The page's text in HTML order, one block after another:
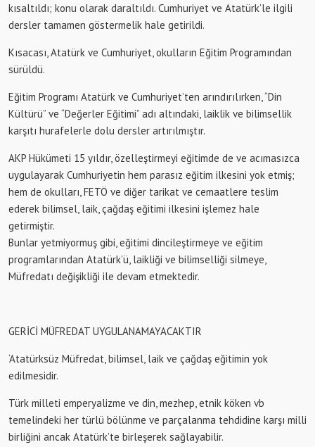
kısaltıldı; konu olarak daraltıldı. Cumhuriyet ve Atatürk’le ilgili
dersler tamamen göstermelik hale getirildi.
Kısacası, Atatürk ve Cumhuriyet, okulların Eğitim Programından
sürüldü.
Eğitim Programı Atatürk ve Cumhuriyet’ten arındırılırken, “Din
Kültürü” ve “Değerler Eğitimi” adı altındaki, laiklik ve bilimsellik
karşıtı hurafelerle dolu dersler artırılmıştır.
AKP Hükümeti 15 yıldır, özelleştirmeyi eğitimde de ve acımasızca
uygulayarak Cumhuriyetin hem parasız eğitim ilkesini yok etmiş;
hem de okulları, FETÖ ve diğer tarikat ve cemaatlere teslim
ederek bilimsel, laik, çağdaş eğitimi ilkesini işlemez hale
getirmiştir.
Bunlar yetmiyormuş gibi, eğitimi dincileştirmeye ve eğitim
programlarından Atatürk’ü, laikliği ve bilimselliği silmeye,
Müfredatı değişikliği ile devam etmektedir.
GERİCİ MÜFREDAT UYGULANAMAYACAKTIR
‘Atatürksüz Müfredat, bilimsel, laik ve çağdaş eğitimin yok
edilmesidir.
Türk milleti emperyalizme ve din, mezhep, etnik köken vb
temelindeki her türlü bölünme ve parçalanma tehdidine karşı milli
birliğini ancak Atatürk’te birleşerek sağlayabilir.